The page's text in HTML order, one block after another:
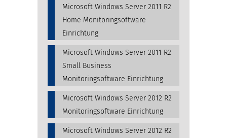
Microsoft Windows Server 2011 R2
Home Monitoringsoftware
Einrichtung
Microsoft Windows Server 2011 R2
Small Business
Monitoringsoftware Einrichtung
Microsoft Windows Server 2012 R2
Monitoringsoftware Einrichtung
Microsoft Windows Server 2012 R2